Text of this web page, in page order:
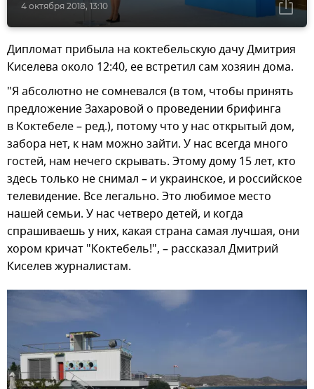
4 октября 2018, 13:10
Дипломат прибыла на коктебельскую дачу Дмитрия
Киселева около 12:40, ее встретил сам хозяин дома.
"Я абсолютно не сомневался (в том, чтобы принять
предложение Захаровой о проведении брифинга
в Коктебеле – ред.), потому что у нас открытый дом,
забора нет, к нам можно зайти. У нас всегда много
гостей, нам нечего скрывать. Этому дому 15 лет, кто
здесь только не снимал – и украинское, и российское
телевидение. Все легально. Это любимое место
нашей семьи. У нас четверо детей, и когда
спрашиваешь у них, какая страна самая лучшая, они
хором кричат "Коктебель!", – рассказал Дмитрий
Киселев журналистам.